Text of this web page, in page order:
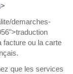
demarches-
facture ou la carte
que les services